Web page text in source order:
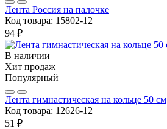
Лента Россия на палочке
Код товара: 15802-12
94 ₽
В наличии
Хит продаж
Популярный
Лента гимнастическая на кольце 50 см
Код товара: 12626-12
51 ₽